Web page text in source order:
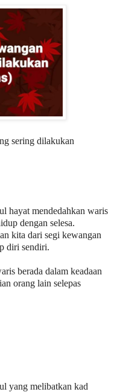
sering dilakukan
hayat mendedahkan waris
dengan selesa.
kita dari segi kewangan
diri sendiri.
berada dalam keadaan
orang lain selepas
yang melibatkan kad